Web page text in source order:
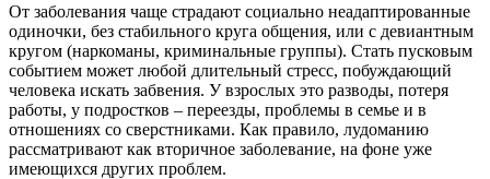
От заболевания чаще страдают социально неадаптированные
одиночки, без стабильного круга общения, или с девиантным
кругом (наркоманы, криминальные группы). Стать пусковым
событием может любой длительный стресс, побуждающий
человека искать забвения. У взрослых это разводы, потеря
работы, у подростков – переезды, проблемы в семье и в
отношениях со сверстниками. Как правило, лудоманию
рассматривают как вторичное заболевание, на фоне уже
имеющихся других проблем.